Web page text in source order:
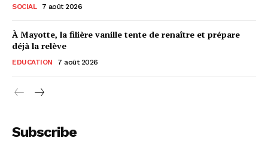
SOCIAL 7 août 2026
À Mayotte, la filière vanille tente de renaître et prépare
déjà la relève
EDUCATION 7 août 2026
Subscribe